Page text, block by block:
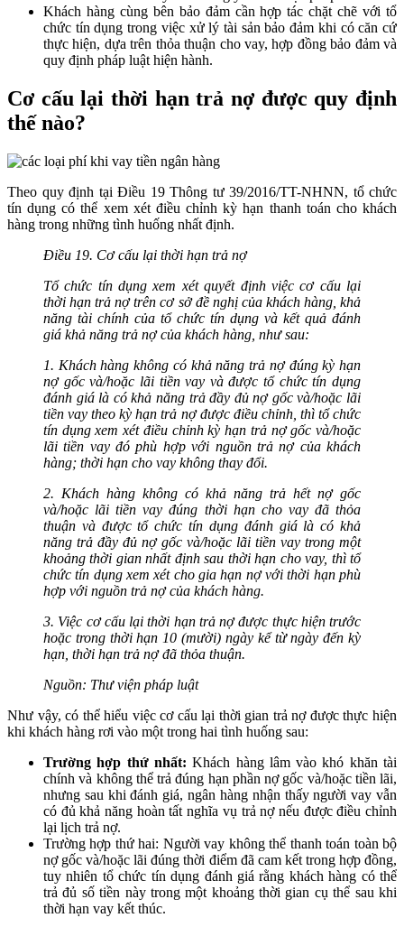
Khách hàng cùng bên bảo đảm cần hợp tác chặt chẽ với tổ
chức tín dụng trong việc xử lý tài sản bảo đảm khi có căn cứ
thực hiện, dựa trên thỏa thuận cho vay, hợp đồng bảo đảm và
quy định pháp luật hiện hành.
Cơ cấu lại thời hạn trả nợ được quy định
thế nào?
Theo quy định tại Điều 19 Thông tư 39/2016/TT-NHNN, tổ chức
tín dụng có thể xem xét điều chỉnh kỳ hạn thanh toán cho khách
hàng trong những tình huống nhất định.
Điều 19. Cơ cấu lại thời hạn trả nợ
Tổ chức tín dụng xem xét quyết định việc cơ cấu lại
thời hạn trả nợ trên cơ sở đề nghị của khách hàng, khả
năng tài chính của tổ chức tín dụng và kết quả đánh
giá khả năng trả nợ của khách hàng, như sau:
1. Khách hàng không có khả năng trả nợ đúng kỳ hạn
nợ gốc và/hoặc lãi tiền vay và được tổ chức tín dụng
đánh giá là có khả năng trả đầy đủ nợ gốc và/hoặc lãi
tiền vay theo kỳ hạn trả nợ được điều chỉnh, thì tổ chức
tín dụng xem xét điều chỉnh kỳ hạn trả nợ gốc và/hoặc
lãi tiền vay đó phù hợp với nguồn trả nợ của khách
hàng; thời hạn cho vay không thay đổi.
2. Khách hàng không có khả năng trả hết nợ gốc
và/hoặc lãi tiền vay đúng thời hạn cho vay đã thỏa
thuận và được tổ chức tín dụng đánh giá là có khả
năng trả đầy đủ nợ gốc và/hoặc lãi tiền vay trong một
khoảng thời gian nhất định sau thời hạn cho vay, thì tổ
chức tín dụng xem xét cho gia hạn nợ với thời hạn phù
hợp với nguồn trả nợ của khách hàng.
3. Việc cơ cấu lại thời hạn trả nợ được thực hiện trước
hoặc trong thời hạn 10 (mười) ngày kể từ ngày đến kỳ
hạn, thời hạn trả nợ đã thỏa thuận.
Nguồn: Thư viện pháp luật
Như vậy, có thể hiểu việc cơ cấu lại thời gian trả nợ được thực hiện
khi khách hàng rơi vào một trong hai tình huống sau:
Trường hợp thứ nhất:Khách hàng lâm vào khó khăn tài
chính và không thể trả đúng hạn phần nợ gốc và/hoặc tiền lãi,
nhưng sau khi đánh giá, ngân hàng nhận thấy người vay vẫn
có đủ khả năng hoàn tất nghĩa vụ trả nợ nếu được điều chỉnh
lại lịch trả nợ.
Trường hợp thứ hai: Người vay không thể thanh toán toàn bộ
nợ gốc và/hoặc lãi đúng thời điểm đã cam kết trong hợp đồng,
tuy nhiên tổ chức tín dụng đánh giá rằng khách hàng có thể
trả đủ số tiền này trong một khoảng thời gian cụ thể sau khi
thời hạn vay kết thúc.